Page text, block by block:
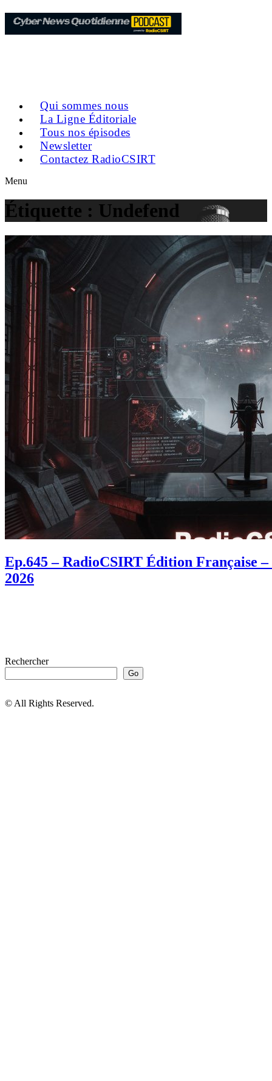
Qui sommes nous
La Ligne Éditoriale
Tous nos épisodes
Newsletter
Contactez RadioCSIRT
Menu
Étiquette : Undefend
Ep.645 – RadioCSIRT Édition Française
2026
Rechercher
Go
© All Rights Reserved.